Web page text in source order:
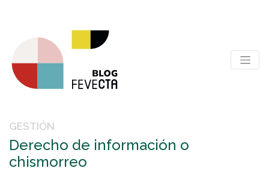
GESTIÓN
Derecho de información o
chismorreo